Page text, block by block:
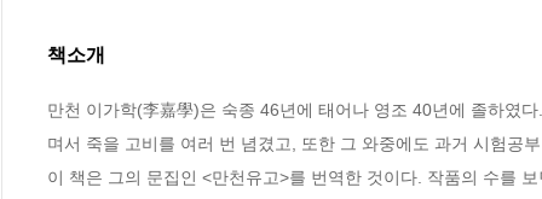
책소개
만천 이가학(李嘉學)은 숙종 46년에 태어나 영조 40년에 졸하였
며서 죽을 고비를 여러 번 념겼고, 또한 그 와중에도 과거 시험공
이 책은 그의 문집인 <만천유고>를 번역한 것이다. 작품의 수를